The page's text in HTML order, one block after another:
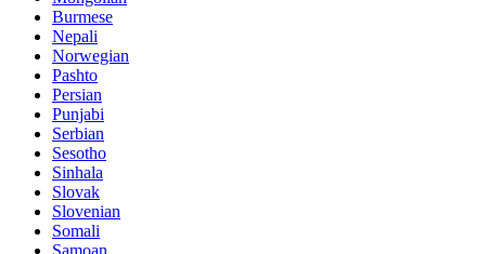
Burmese
Nepali
Norwegian
Pashto
Persian
Punjabi
Serbian
Sesotho
Sinhala
Slovak
Slovenian
Somali
Samoan